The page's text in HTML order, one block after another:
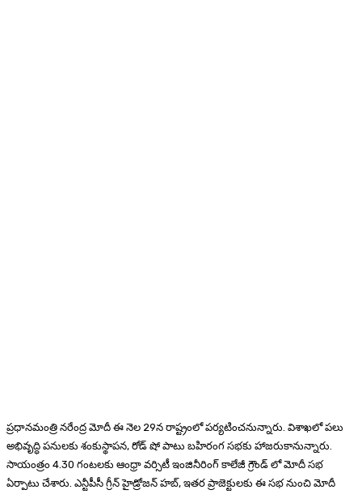
ప్రధానమంత్రి నరేంద్ర మోదీ ఈ నెల 29న రాష్ట్రంలో పర్యటించనున్నారు. విశాఖలో పలు
అభివృద్ధి పనులకు శంకుస్థాపన, రోడ్ షో పాటు బహిరంగ సభకు హాజరుకానున్నారు.
సాయంత్రం 4.30 గంటలకు ఆంధ్రా వర్సిటీ ఇంజినీరింగ్ కాలేజీ గ్రౌండ్ లో మోదీ సభ
ఏర్పాటు చేశారు. ఎన్టీపీసీ గ్రీన్ హైడ్రోజన్ హబ్, ఇతర ప్రాజెక్టులకు ఈ సభ నుంచి మోదీ